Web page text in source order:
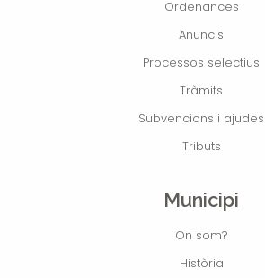
Ordenances
Anuncis
Processos selectius
Tràmits
Subvencions i ajudes
Tributs
Municipi
On som?
Història